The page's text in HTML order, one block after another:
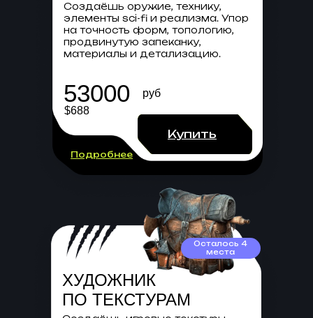
Осталось 4
места
ХУДОЖНИК
ПО ТЕКСТУРАМ
Подробнее
Купить
Создаёшь оружие, технику,
элементы sci-fi и реализма. Упор
на точность форм, топологию,
продвинутую запеканку,
материалы и детализацию.
53000
руб
$688